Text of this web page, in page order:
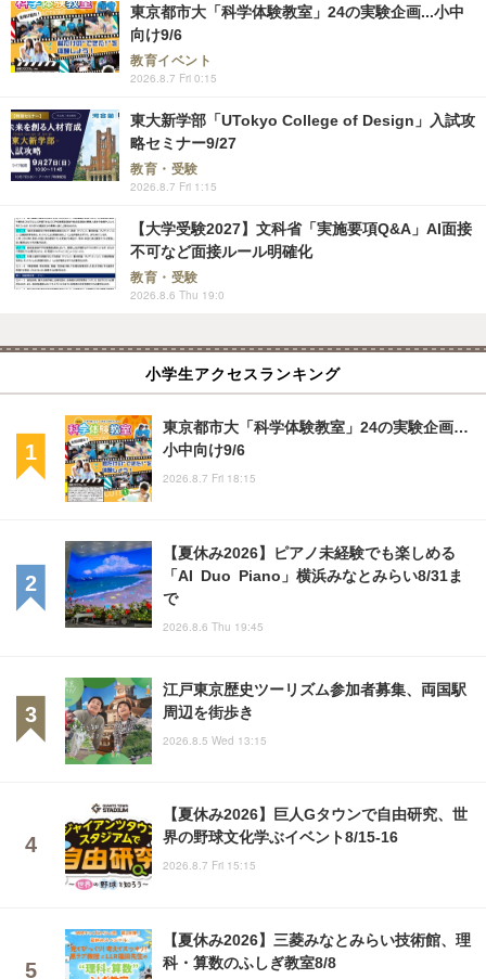
東京都市大「科学体験教室」24の実験企画...小中
向け9/6
教育イベント
2026.8.7 Fri 0:15
東大新学部「UTokyo College of Design」入試攻
略セミナー9/27
教育・受験
2026.8.7 Fri 1:15
【大学受験2027】文科省「実施要項Q&A」AI面接
不可など面接ルール明確化
教育・受験
2026.8.6 Thu 19:0
小学生アクセスランキング
東京都市大「科学体験教室」24の実験企画…
小中向け9/6
2026.8.7 Fri 18:15
【夏休み2026】ピアノ未経験でも楽しめる
「AI Duo Piano」横浜みなとみらい8/31ま
で
2026.8.6 Thu 19:45
江戸東京歴史ツーリズム参加者募集、両国駅
周辺を街歩き
2026.8.5 Wed 13:15
【夏休み2026】巨人Gタウンで自由研究、世
界の野球文化学ぶイベント8/15-16
2026.8.7 Fri 15:15
【夏休み2026】三菱みなとみらい技術館、理
科・算数のふしぎ教室8/8